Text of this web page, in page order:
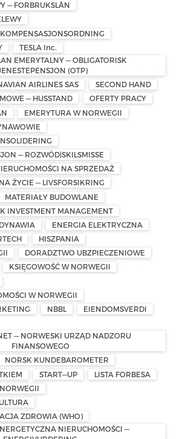
— FORBRUKSLÅN
TESLA Inc.
EMERYTALNY — OBLIGATORISK
(OTP)
AIRLINES SAS
SECOND HAND
— HUSSTAND
OFERTY PRACY
EMERYTURA W NORWEGII
— ROZWÓD|SKILSMISSE
NA SPRZEDAŻ
ŻYCIE — LIVSFORSIKRING
MATERIAŁY BUDOWLANE
INVESTMENT MANAGEMENT
ENERGIA ELEKTRYCZNA
HISZPANIA
DORADZTWO UBZPIECZENIOWE
KSIĘGOWOŚĆ W NORWEGII
W NORWEGII
NBBL
EIENDOMSVERDI
— NORWESKI URZĄD NADZORU
FINANSOWEGO
NORSK KUNDEBAROMETER
START—UP
LISTA FORBESA
ZDROWIA (WHO)
NIERUCHOMOŚCI —